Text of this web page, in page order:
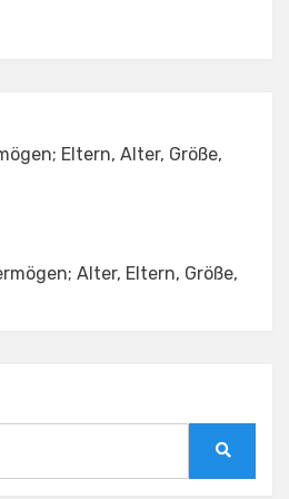
Eltern, Alter, Größe,
Alter, Eltern, Größe,